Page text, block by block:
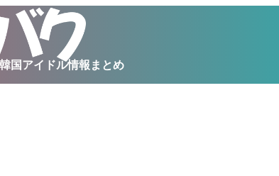
国アイドル情報まとめ